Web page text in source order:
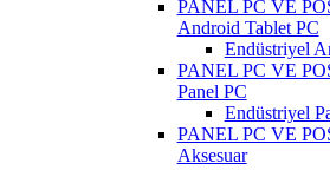
PANEL PC VE
Android Tablet PC
Endüstriyel
PANEL PC VE
Panel PC
Endüstriyel
PANEL PC VE
Aksesuar